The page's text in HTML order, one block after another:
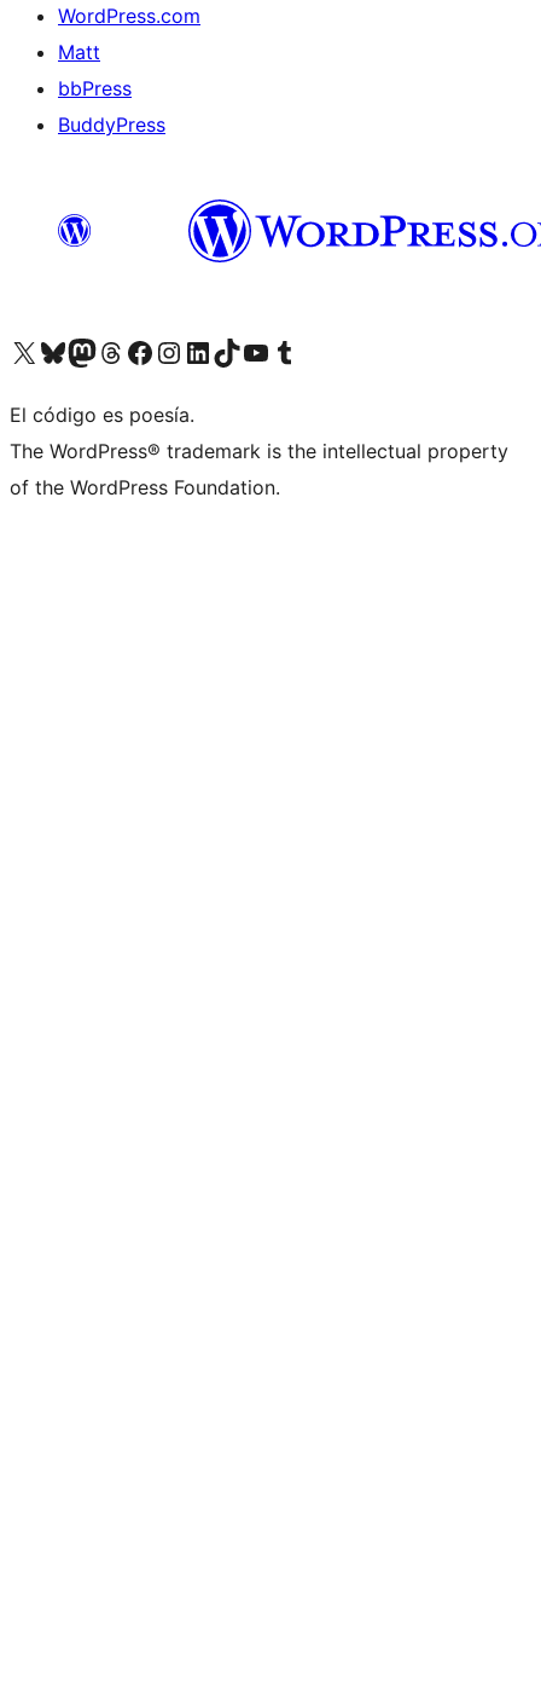
WordPress.com
Matt
bbPress
BuddyPress
Visit our X (formerly Twitter) account
Visit our Bluesky account
Visita nuestra cuenta de Twitter
Visit our Threads account
Visita nuestra página de Facebook
Visite nuestra cuenta de Instagram
Visit our LinkedIn account
Visit our TikTok account
Visit our YouTube channel
Visit our Tumblr account
El código es poesía.
The WordPress® trademark is the intellectual property
of the WordPress Foundation.